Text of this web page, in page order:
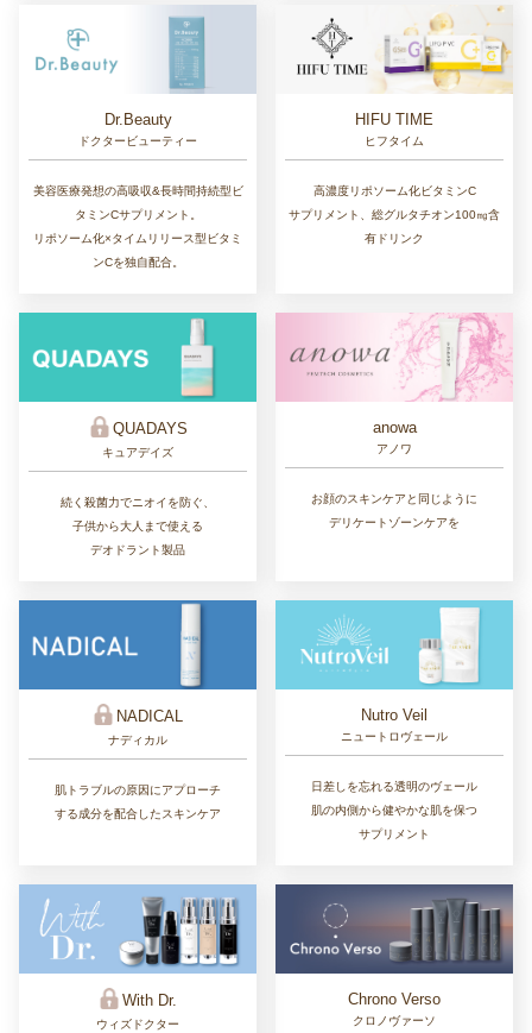
Dr.Beauty
ドクタービューティー
美容医療発想の高吸収&長時間持続型ビ
タミンCサプリメント。
リポソーム化×タイムリリース型ビタミ
ンCを独自配合。
HIFU TIME
ヒフタイム
高濃度リポソーム化ビタミンC
サプリメント、総グルタチオン100㎎含
有ドリンク
QUADAYS
キュアデイズ
続く殺菌力でニオイを防ぐ、
子供から大人まで使える
デオドラント製品
anowa
アノワ
お顔のスキンケアと同じように
デリケートゾーンケアを
NADICAL
ナディカル
肌トラブルの原因にアプローチ
する成分を配合したスキンケア
Nutro Veil
ニュートロヴェール
日差しを忘れる透明のヴェール
肌の内側から健やかな肌を保つ
サプリメント
With Dr.
ウィズドクター
Chrono Verso
クロノヴァーソ